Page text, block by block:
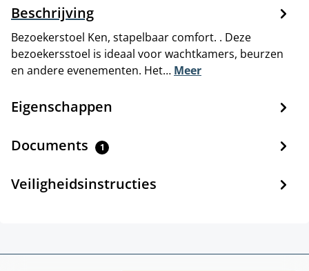
Beschrijving
Bezoekerstoel Ken, stapelbaar comfort. . Deze
bezoekersstoel is ideaal voor wachtkamers, beurzen
en andere evenementen. Het… Meer
Eigenschappen
Documents 1
Veiligheidsinstructies